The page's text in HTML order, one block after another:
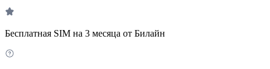
Бесплатная SIM на 3 месяца от Билайн